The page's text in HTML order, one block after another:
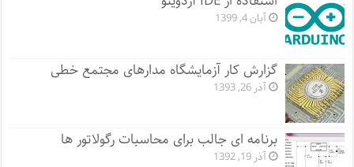
آبان 4, 1399
گزارش کار آزمایشگاه مدارهای مجتمع خطی
آذر 26, 1393
برنامه ای جالب برای محاسبات رگولاتور ها
آذر 19, 1392